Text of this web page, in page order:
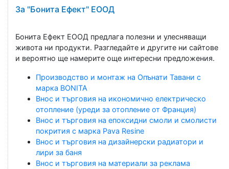
За "Бонита Ефект" ЕООД
Бонита Ефект ЕООД предлага полезни и улесняващи
живота ни продукти. Разгледайте и другите ни сайтове
и вероятно ще намерите още интересни предложения.
Производство и монтаж на Опънати Тавани с
марка BONITA
Внос и търговия на икономично електрическо
отопление (уреди за отопление от Франция)
Внос и търговия на епоксидни смоли и смолисти
покрития с марка Pava Resine
Внос и търговия на дизайнерски радиатори и
лири за баня
Внос и търговия на материали за реклама